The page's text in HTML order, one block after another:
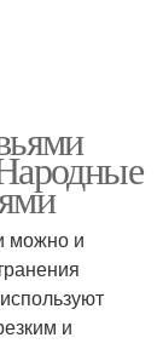
можно и
и